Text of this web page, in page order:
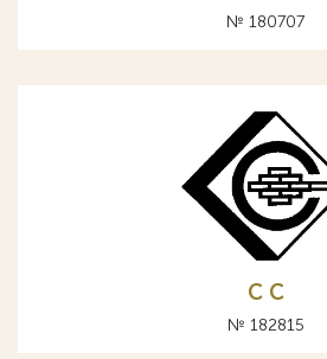
№ 180707
С C
№ 182815